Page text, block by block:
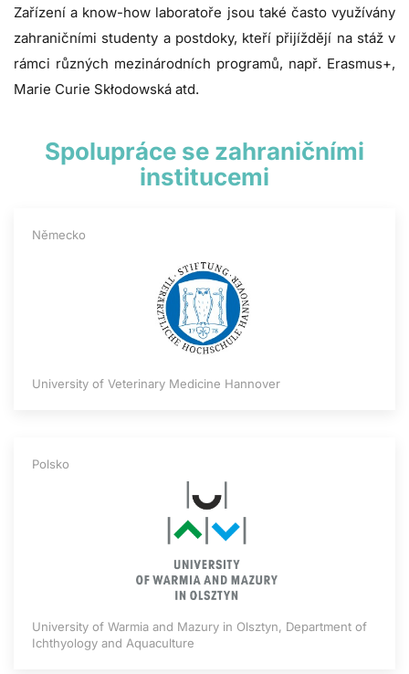
Zařízení a know-how laboratoře jsou také často využívány
zahraničními studenty a postdoky, kteří přijíždějí na stáž v
rámci různých mezinárodních programů, např. Erasmus+,
Marie Curie Skłodowská atd.
Spolupráce se zahraničními
institucemi
Německo
University of Veterinary Medicine Hannover
Polsko
University of Warmia and Mazury in Olsztyn, Department of
Ichthyology and Aquaculture